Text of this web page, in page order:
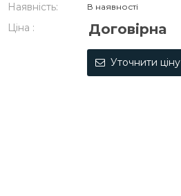
Наявність: В наявності
Ціна : Договірна
Уточнити ціну